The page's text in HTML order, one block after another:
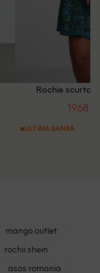
Rochie scurta
19.68
ULTIMA ȘANSĂ
mango outlet
rochii shein
asos romania